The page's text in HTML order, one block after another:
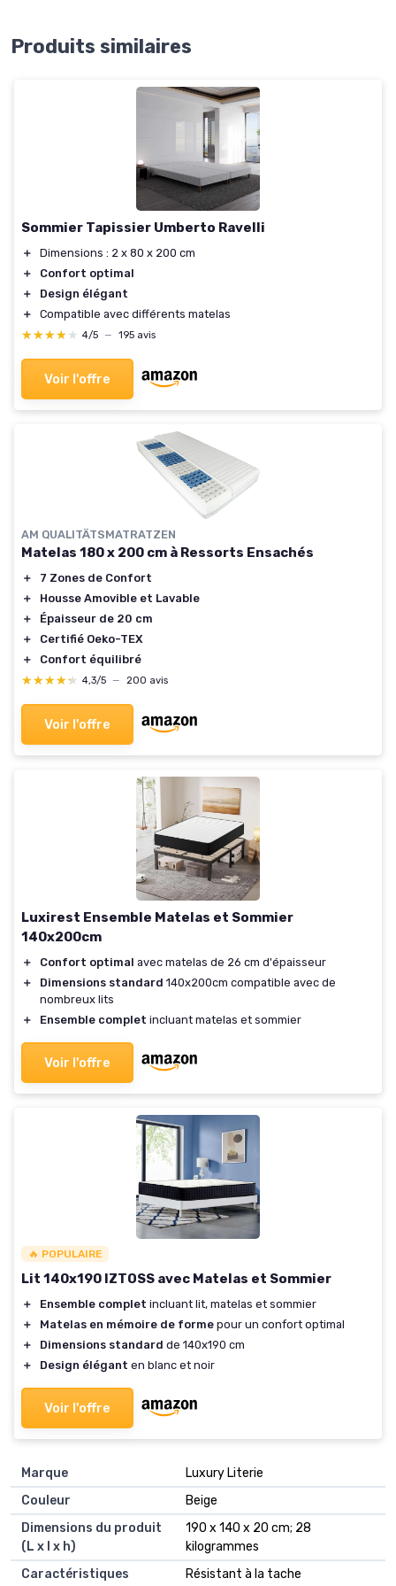
Produits similaires
Sommier Tapissier Umberto Ravelli
＋
Dimensions : 2 x 80 x 200 cm
＋
Confort optimal
＋
Design élégant
＋
Compatible avec différents matelas
★★★★★
★★★★★ 4/5 — 195 avis
Voir l'offre
AM QUALITÄTSMATRATZEN
Matelas 180 x 200 cm à Ressorts Ensachés
＋
7 Zones de Confort
＋
Housse Amovible et Lavable
＋
Épaisseur de 20 cm
＋
Certifié Oeko-TEX
＋
Confort équilibré
★★★★★
★★★★★ 4,3/5 — 200 avis
Voir l'offre
Luxirest Ensemble Matelas et Sommier
140x200cm
＋ Confort optimal avec matelas de 26 cm d'épaisseur
＋
Dimensions standard 140x200cm compatible avec de
nombreux lits
＋
Ensemble complet incluant matelas et sommier
Voir l'offre
🔥 POPULAIRE
Lit 140x190 IZTOSS avec Matelas et Sommier
＋ Ensemble complet incluant lit, matelas et sommier
＋
Matelas en mémoire de forme pour un confort optimal
＋
Dimensions standard de 140x190 cm
＋
Design élégant en blanc et noir
Voir l'offre
Marque
‎Luxury Literie
Couleur
‎Beige
Dimensions du produit
(L x l x h)
‎190 x 140 x 20 cm; 28
kilogrammes
Caractéristiques
‎Résistant à la tache